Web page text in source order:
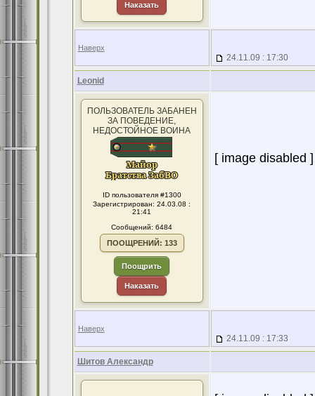
Наказать
Наверх
24.11.09 : 17:30
Leonid
ПОЛЬЗОВАТЕЛЬ ЗАБАНЕН
ЗА ПОВЕДЕНИЕ,
НЕДОСТОЙНОЕ ВОИНА
ID пользователя #1300
Зарегистрирован: 24.03.08 :
21:41
Сообщений: 6484
ПООЩРЕНИЙ: 133
Поощрить
Наказать
[ image disabled ]
Наверх
24.11.09 : 17:33
Шитов Александр